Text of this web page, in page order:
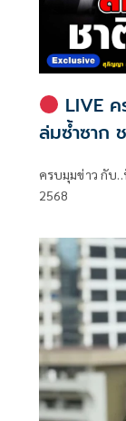
LIVE
ล่มซ้ำซาก
ครบมุมข่าว กับ
2568